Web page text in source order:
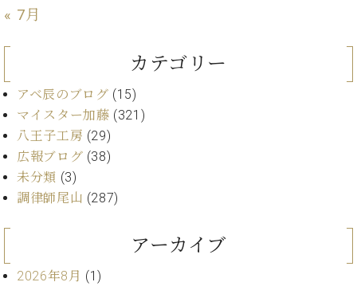
ュ
タ
イ
ン
レ
ジ
デ
C.
組
ア
ノ
製
造
番
号
タ
イ
ン
を
弾
く
ア
キ
ャ
ン
ペ
ー
ン
ー
ー・
店
舗・
サ
ン・
調
味
的
に
学
方
ま
で
ベヒ
会
« 7月
カテゴリー
アベ辰のブログ (15)
マイスター加藤 (321)
八王子工房 (29)
広報ブログ (38)
未分類 (3)
調律師尾山 (287)
アーカイブ
2026年8月 (1)